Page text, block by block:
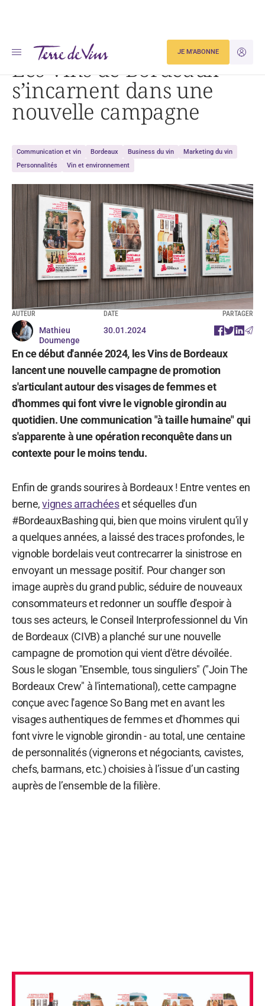
JE
JE M'ABONNE
Accueil Actualités Les Vins de Bordeaux s’incarnent dans une nouvelle campagne
Les Vins de Bordeaux
s’incarnent dans une
nouvelle campagne
Communication et vin Bordeaux Business du vin
Marketing du vin
Personnalités
Vin et environnement
AUTEUR
Mathieu
Doumenge
DATE
30.01.2024
PARTAGER
En ce début d'année 2024, les Vins de Bordeaux
lancent une nouvelle campagne de promotion
s'articulant autour des visages de femmes et
d'hommes qui font vivre le vignoble girondin au
quotidien. Une communication "à taille humaine" qui
s'apparente à une opération reconquête dans un
contexte pour le moins tendu.
Enfin de grands sourires à Bordeaux ! Entre ventes en
berne,vignes arrachéeset séquelles d'un
#BordeauxBashing qui, bien que moins virulent qu'il y
a quelques années, a laissé des traces profondes, le
vignoble bordelais veut contrecarrer la sinistrose en
envoyant un message positif. Pour changer son
image auprès du grand public, séduire de nouveaux
consommateurs et redonner un souffle d'espoir à
tous ses acteurs, le Conseil Interprofessionnel du Vin
de Bordeaux (CIVB) a planché sur une nouvelle
campagne de promotion qui vient d'être dévoilée.
Sous le slogan "Ensemble, tous singuliers" ("Join The
Bordeaux Crew" à l'international), cette campagne
conçue avec l'agence So Bang met en avant les
visages authentiques de femmes et d'hommes qui
font vivre le vignoble girondin - au total, une centaine
de personnalités (vignerons et négociants, cavistes,
chefs, barmans, etc.) choisies à l’issue d’un casting
auprès de l’ensemble de la filière.